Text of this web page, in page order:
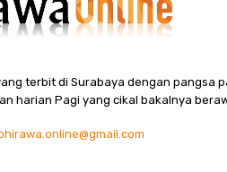
terbit di Surabaya dengan pangsa
harian Pagi yang cikal bakalnya